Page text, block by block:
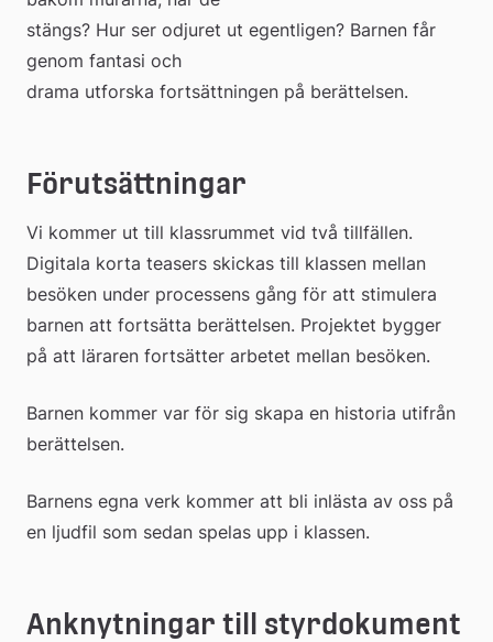
stängs? Hur ser odjuret ut egentligen? Barnen får
genom fantasi och
drama utforska fortsättningen på berättelsen.
Förutsättningar
Vi kommer ut till klassrummet vid två tillfällen.
Digitala korta teasers skickas till klassen mellan
besöken under processens gång för att stimulera
barnen att fortsätta berättelsen. Projektet bygger
på att läraren fortsätter arbetet mellan besöken.
Barnen kommer var för sig skapa en historia utifrån
berättelsen.
Barnens egna verk kommer att bli inlästa av oss på
en ljudfil som sedan spelas upp i klassen.
Anknytningar till styrdokument